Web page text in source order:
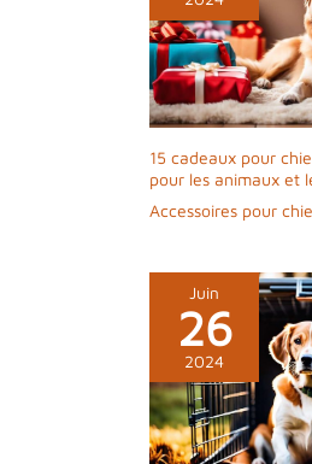
15 cadeaux pour
pour les animaux et
Accessoires pour
Juin
26
2024